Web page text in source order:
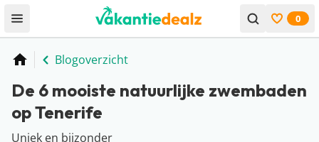
Open menu Bekijk
0
Home
Blogoverzicht
De 6 mooiste natuurlijke zwembaden
op Tenerife
Uniek en bijzonder